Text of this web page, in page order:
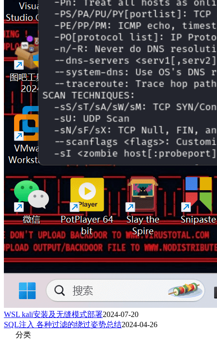
WSL kali安装及无缝模式部署2024-07-20
SQL注入 各种过滤的绕过姿势总结2024-04-26
分类